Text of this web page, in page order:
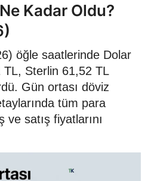
Kadar Oldu?
öğle saatlerinde Dolar
Sterlin 61,52 TL
Gün ortası döviz
tüm para
ve satış fiyatlarını